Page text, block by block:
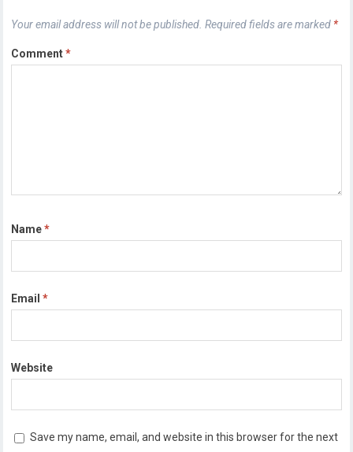
Your email address will not be published. Required fields are marked *
Comment*
Name*
Email*
Website
Save my name, email, and website in this browser for the next